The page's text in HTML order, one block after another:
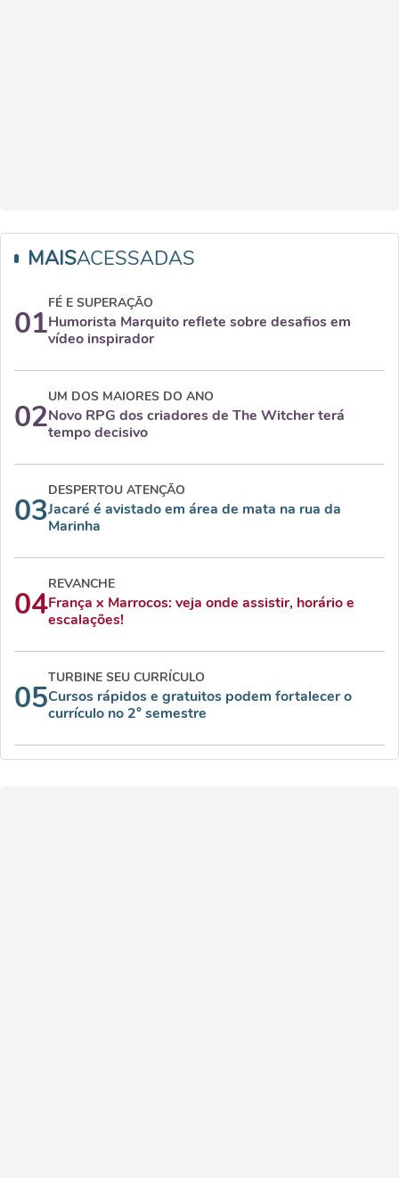
MAISACESSADAS
01
FÉ E SUPERAÇÃO
Humorista Marquito reflete sobre desafios em
vídeo inspirador
02
UM DOS MAIORES DO ANO
Novo RPG dos criadores de The Witcher terá
tempo decisivo
03
DESPERTOU ATENÇÃO
Jacaré é avistado em área de mata na rua da
Marinha
04
REVANCHE
França x Marrocos: veja onde assistir, horário e
escalações!
05
TURBINE SEU CURRÍCULO
Cursos rápidos e gratuitos podem fortalecer o
currículo no 2° semestre